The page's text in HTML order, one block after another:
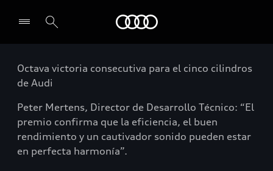
Octava victoria consecutiva para el cinco cilindros
de Audi
Peter Mertens, Director de Desarrollo Técnico: “El
premio confirma que la eficiencia, el buen
rendimiento y un cautivador sonido pueden estar
en perfecta harmonía”.